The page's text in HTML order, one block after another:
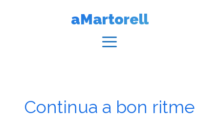
aMartorell
Continua a bon ritme